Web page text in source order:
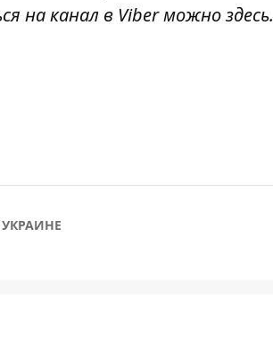
на канал в Viber можноздесь.